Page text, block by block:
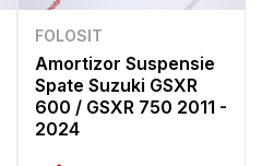
FOLOSIT
Amortizor Suspensie
Spate Suzuki GSXR
600 / GSXR 750 2011 -
2024